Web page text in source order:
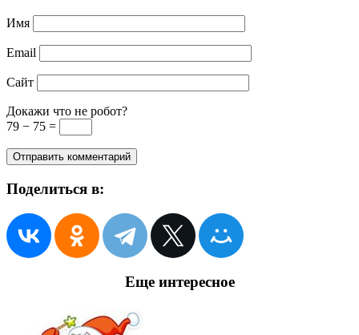
Имя
Email
Сайт
Докажи что не робот?
79 − 75 =
Поделиться в:
Еще интересное